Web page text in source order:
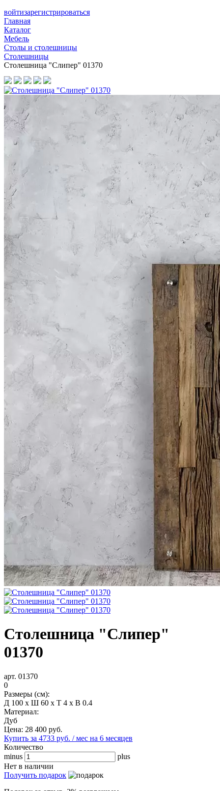
войтизарегистрироваться
Главная
Каталог
Мебель
Столы и столешницы
Столешницы
Столешница "Слипер" 01370
Столешница "Слипер"
01370
арт. 01370
0
Размеры (см):
Д 100 x Ш 60 x Т 4 x В 0.4
Материал:
Дуб
Цена: 28 400 руб.
Купить за 4733 руб. / мес на 6 месяцев
Количество
minus
plus
Нет в наличии
Получить подарок